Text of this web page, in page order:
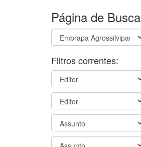
Página de Busca
Filtros correntes: